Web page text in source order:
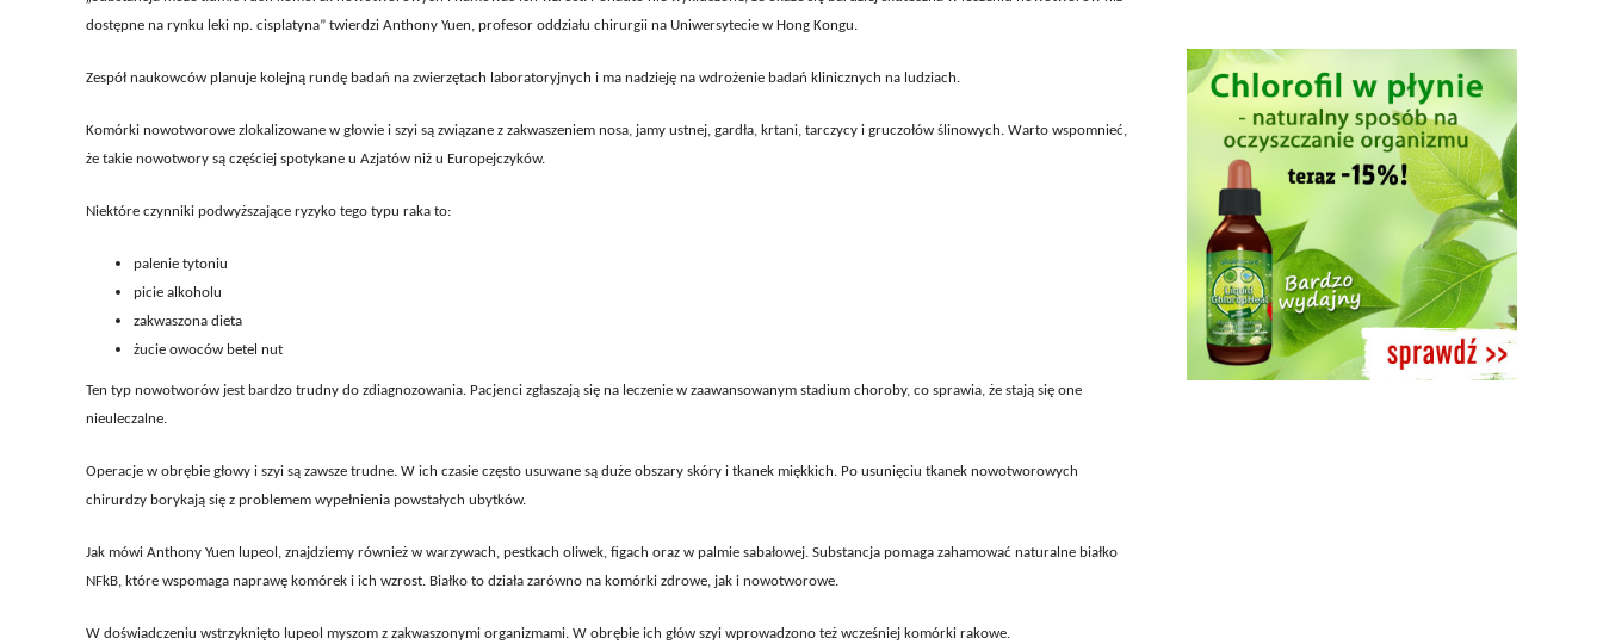
dostępne na rynku leki np. cisplatyna” twierdzi Anthony Yuen, profesor oddziału chirurgii na Uniwersytecie w Hong Kongu.
Zespół naukowców planuje kolejną rundę badań na zwierzętach laboratoryjnych i ma nadzieję na wdrożenie badań klinicznych na ludziach.
Komórki nowotworowe zlokalizowane w głowie i szyi są związane z zakwaszeniem nosa, jamy ustnej, gardła, krtani, tarczycy i gruczołów ślinowych. Warto wspomnieć,
że takie nowotwory są częściej spotykane u Azjatów niż u Europejczyków.
Niektóre czynniki podwyższające ryzyko tego typu raka to:
palenie tytoniu
picie alkoholu
zakwaszona dieta
żucie owoców betel nut
Ten typ nowotworów jest bardzo trudny do zdiagnozowania. Pacjenci zgłaszają się na leczenie w zaawansowanym stadium choroby, co sprawia, że stają się one
nieuleczalne.
Operacje w obrębie głowy i szyi są zawsze trudne. W ich czasie często usuwane są duże obszary skóry i tkanek miękkich. Po usunięciu tkanek nowotworowych
chirurdzy borykają się z problemem wypełnienia powstałych ubytków.
Jak mówi Anthony Yuen lupeol, znajdziemy również w warzywach, pestkach oliwek, figach oraz w palmie sabałowej. Substancja pomaga zahamować naturalne białko
NFkB, które wspomaga naprawę komórek i ich wzrost. Białko to działa zarówno na komórki zdrowe, jak i nowotworowe.
W doświadczeniu wstrzyknięto lupeol myszom z zakwaszonymi organizmami. W obrębie ich głów szyi wprowadzono też wcześniej komórki rakowe.